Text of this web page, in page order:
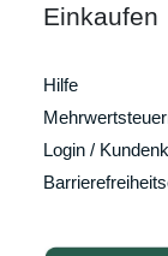
Einkaufen
Hilfe
Login /